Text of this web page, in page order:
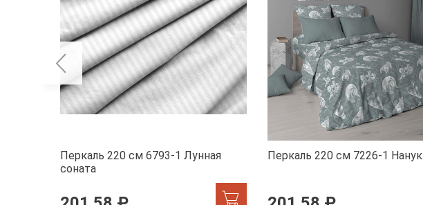
Перкаль 220 см 6793-1 Лунная
соната
Перкаль 220 см 7226-1 Нанук